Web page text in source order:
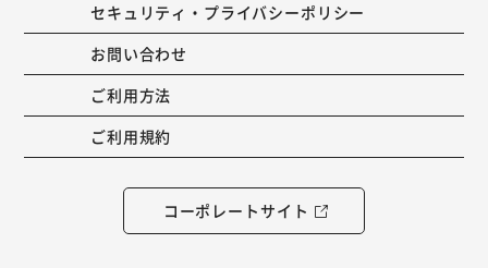
セキュリティ・プライバシーポリシー
お問い合わせ
ご利用方法
ご利用規約
コーポレートサイト